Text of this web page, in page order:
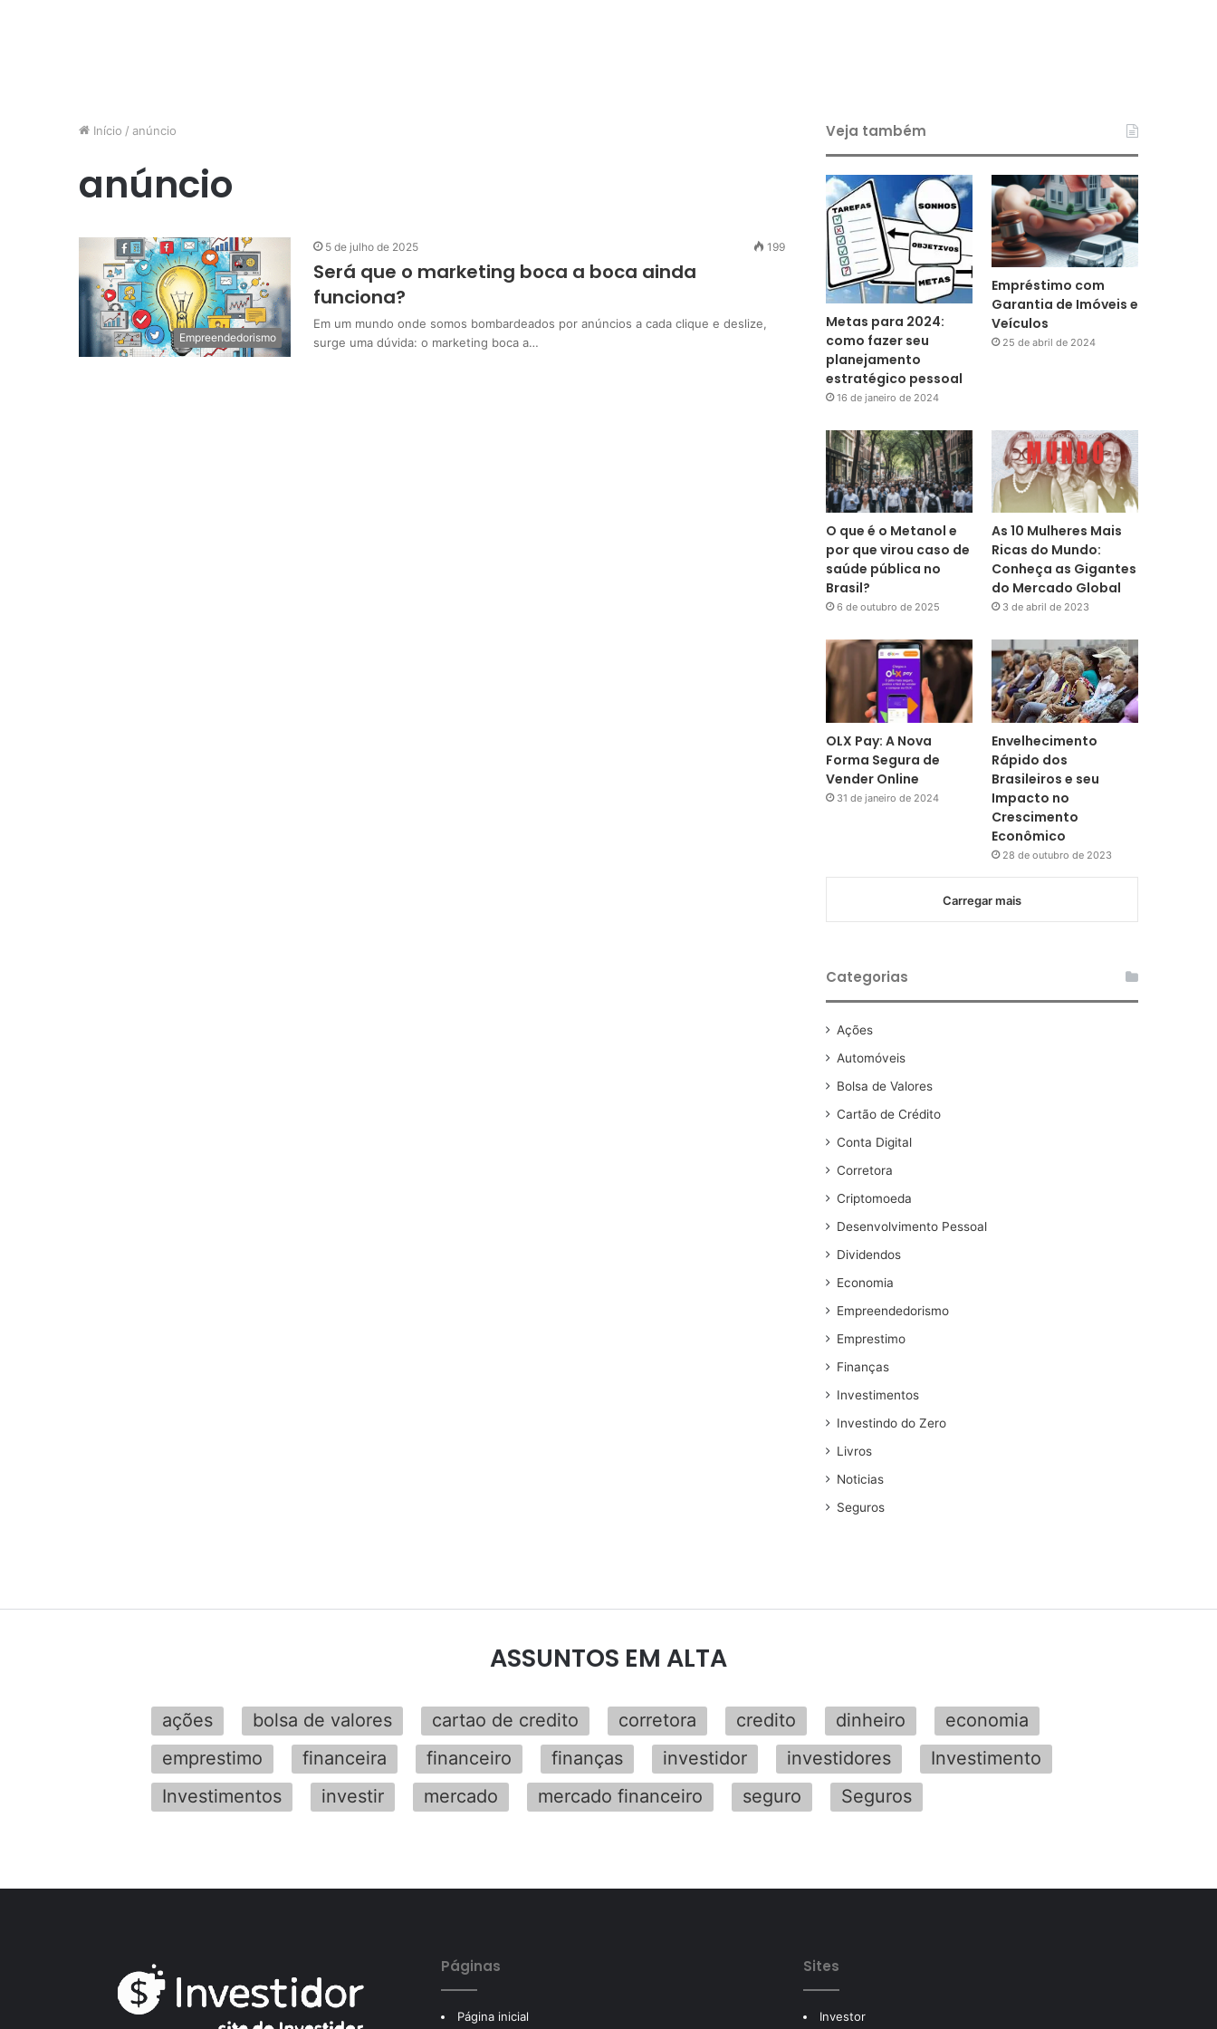
Início / anúncio
anúncio
Empreendedorismo
5 de julho de 2025 199
Será que o marketing boca a boca ainda
funciona?
Em um mundo onde somos bombardeados por anúncios a cada clique e deslize,
surge uma dúvida: o marketing boca a…
Veja também
Metas para 2024:
como fazer seu
planejamento
estratégico pessoal
16 de janeiro de 2024
Empréstimo com
Garantia de Imóveis e
Veículos
25 de abril de 2024
O que é o Metanol e
por que virou caso de
saúde pública no
Brasil?
6 de outubro de 2025
As 10 Mulheres Mais
Ricas do Mundo:
Conheça as Gigantes
do Mercado Global
3 de abril de 2023
OLX Pay: A Nova
Forma Segura de
Vender Online
31 de janeiro de 2024
Envelhecimento
Rápido dos
Brasileiros e seu
Impacto no
Crescimento
Econômico
28 de outubro de 2023
Carregar mais
Categorias
Ações
Automóveis
Bolsa de Valores
Cartão de Crédito
Conta Digital
Corretora
Criptomoeda
Desenvolvimento Pessoal
Dividendos
Economia
Empreendedorismo
Emprestimo
Finanças
Investimentos
Investindo do Zero
Livros
Noticias
Seguros
ASSUNTOS EM ALTA
ações bolsa de valores cartao de credito corretora credito dinheiro
economia
emprestimo
financeira financeiro finanças investidor investidores
Investimento
Investimentos
investir mercado mercado financeiro seguro Seguros
Páginas
Página inicial
Sites
Investor